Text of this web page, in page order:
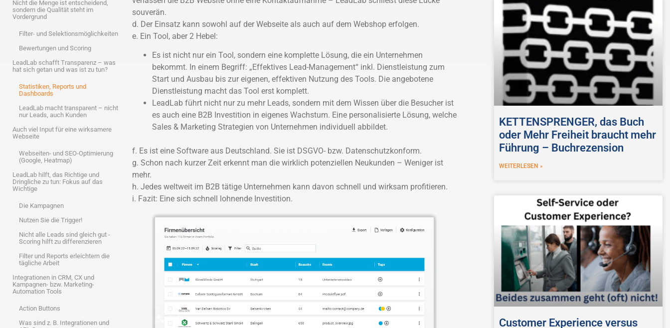
Nicht die Menge ist entscheidend,
sondern die Qualität steht im
Vordergrund
Filter- und Selektionsmöglichkeiten
Bewertungen und Scoring
LeadLab schafft Transparenz – was
hat sich getan und was ist zu tun?
Statistiken, Reports und
Dashboards
LeadLab macht transparent – nicht
nur Leads, auch Kunden
Auch viel Input für eine wirksamere
Webseite
Webseiten- und SEO-Optimierung
(Google, Heatmap)
LeadLab hilft, das Richtige und
Dringliche zu tun: Fokus auf das
Wichtige
Die Kampagnen
Nutzen Sie die Trigger!
Nicht alle Leads sind gleich gut -
Scoring hilft zu differenzieren
Filter und Reports erleichtern die
tägliche Arbeit
Integrationen in CRM, CX und
Kampagnen- bzw. Marketing-
Automation Tools
Action Buttons
Was sind z. B. Integrationen und
souverän.
d. Der Einsatz kann sowohl auf der Webseite als auch auf dem Webshop erfolgen.
e. Ein Tool, aber 2 Hebel:
Es ist nicht nur ein Tool, sondern eine komplette Lösung, die ein Unternehmen
bekommt. In einem Begriff: „Effektives Lead-Management“ inkl. Dienstleistung zum
Start und Ausbau bis zur eigenen, effektiven Nutzung des Tools. Die angebotene
Dienstleistung macht das Tool erst komplett.
LeadLab führt nicht nur zu mehr Leads, sondern mit dem Wissen über die Besucher ist
es auch eine B2B Investition in eigenes Wachstum. Eine personalisierte Lösung, welche
Sales & Marketing Strategien von Unternehmen individuell abbildet.
f. Es ist eine Software aus Deutschland. Sie ist DSGVO- bzw. Datenschutzkonform.
g. Schon nach kurzer Zeit erkennt man die wirklich potenziellen Neukunden – Weniger ist
mehr.
h. Jedes weltweit im B2B tätige Unternehmen kann davon schnell und wirksam profitieren.
i. Fazit: Eine sich schnell lohnende Investition.
KETTENSPRENGER, das Buch
oder Mehr Freiheit braucht mehr
Führung – Buchrezension
WEITERLESEN »
Customer Experience versus